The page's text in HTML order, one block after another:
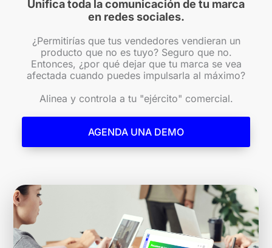
Unifica toda la comunicación de tu marca
en redes sociales.
¿Permitirías que tus vendedores vendieran un
producto que no es tuyo? Seguro que no.
Entonces, ¿por qué dejar que tu marca se vea
afectada cuando puedes impulsarla al máximo?
Alinea y controla a tu "ejército" comercial.
AGENDA UNA DEMO